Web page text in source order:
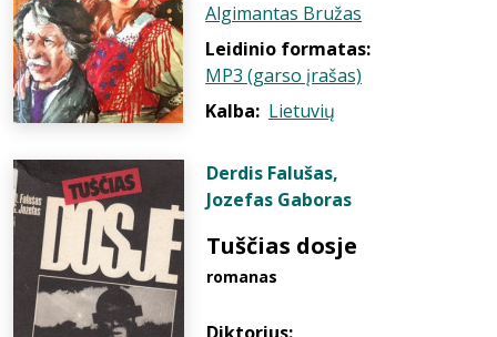
Algimantas Bružas
Leidinio formatas:
MP3 (garso įrašas)
Kalba: Lietuvių
Derdis Falušas,
Jozefas Gaboras
Tuščias dosje
romanas